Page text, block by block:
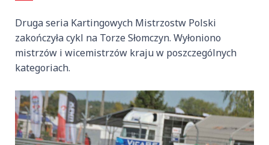
Druga seria Kartingowych Mistrzostw Polski
zakończyła cykl na Torze Słomczyn. Wyłoniono
mistrzów i wicemistrzów kraju w poszczególnych
kategoriach.